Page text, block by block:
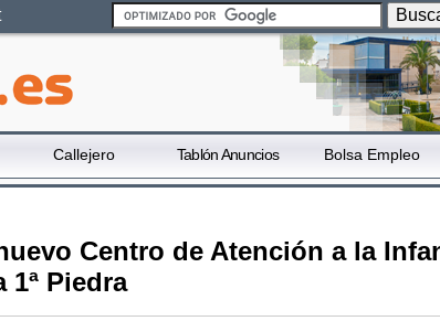
Callejero Tablón Anuncios Bolsa Empleo
Centro de Atención a la
Piedra